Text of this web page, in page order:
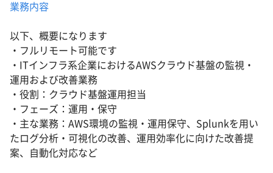
業務内容
以下、概要になります
・フルリモート可能です
・ITインフラ系企業におけるAWSクラウド基盤の監視・
運用および改善業務
・役割：クラウド基盤運用担当
・フェーズ：運用・保守
・主な業務：AWS環境の監視・運用保守、Splunkを用い
たログ分析・可視化の改善、運用効率化に向けた改善提
案、自動化対応など